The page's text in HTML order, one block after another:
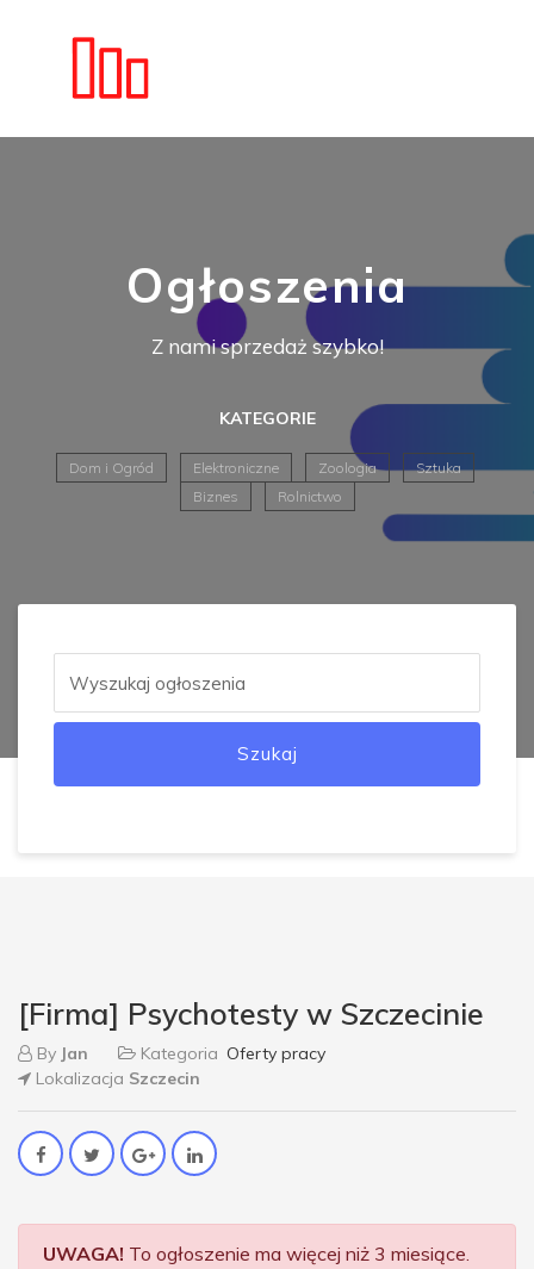
Ogłoszenia
Z nami sprzedaż szybko!
KATEGORIE
Dom i Ogród Elektroniczne Zoologia
Sztuka
Biznes
Rolnictwo
Szukaj
[Firma] Psychotesty w Szczecinie
By Jan Kategoria Oferty pracy
Lokalizacja Szczecin
UWAGA! To ogłoszenie ma więcej niż 3 miesiące.